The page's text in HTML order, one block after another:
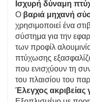
Ισχυρή δύναμη
Ο βαριά μηχανή
χρησιμοποιεί ένα
σύστημα για την
των προφίλ
πτύχωσης
που ενισχύουν τη
του πλαισίου του
Έλεγχος